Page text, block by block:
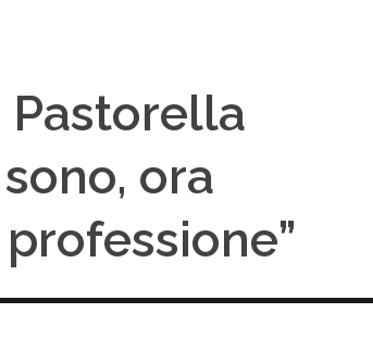
ora